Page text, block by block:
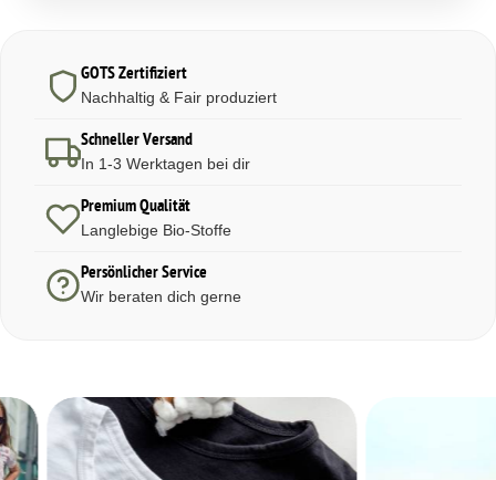
GOTS Zertifiziert
Nachhaltig & Fair produziert
Schneller Versand
In 1-3 Werktagen bei dir
Premium Qualität
Langlebige Bio-Stoffe
Persönlicher Service
Wir beraten dich gerne